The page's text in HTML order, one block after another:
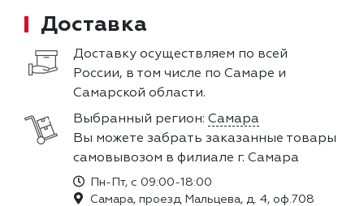
Доставка
Доставку осуществляем по всей
России, в том числе по Самаре и
Самарской области.
Выбранный регион: Самара
Вы можете забрать заказанные товары
самовывозом в филиале г. Самара
Пн-Пт, с 09:00-18:00
Самара, проезд Мальцева, д. 4, оф.708